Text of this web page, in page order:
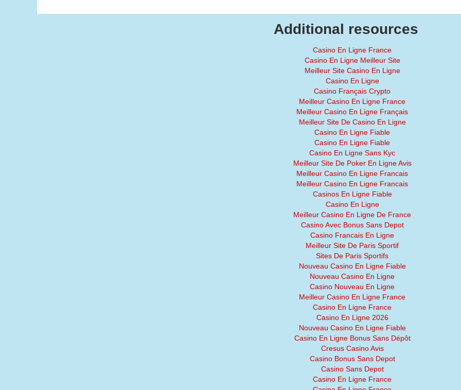
Additional resources
Casino En Ligne France
Casino En Ligne Meilleur Site
Meilleur Site Casino En Ligne
Casino En Ligne
Casino Français Crypto
Meilleur Casino En Ligne France
Meilleur Casino En Ligne Français
Meilleur Site De Casino En Ligne
Casino En Ligne Fiable
Casino En Ligne Fiable
Casino En Ligne Sans Kyc
Meilleur Site De Poker En Ligne Avis
Meilleur Casino En Ligne Francais
Meilleur Casino En Ligne Francais
Casinos En Ligne Fiable
Casino En Ligne
Meilleur Casino En Ligne De France
Casino Avec Bonus Sans Depot
Casino Francais En Ligne
Meilleur Site De Paris Sportif
Sites De Paris Sportifs
Nouveau Casino En Ligne Fiable
Nouveau Casino En Ligne
Casino Nouveau En Ligne
Meilleur Casino En Ligne France
Casino En Ligne France
Casino En Ligne 2026
Nouveau Casino En Ligne Fiable
Casino En Ligne Bonus Sans Dépôt
Cresus Casino Avis
Casino Bonus Sans Depot
Casino Sans Depot
Casino En Ligne France